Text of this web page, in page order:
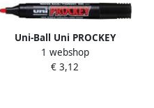
Uni-Ball Uni PROCKEY
permanent marker PM-122
1 8 2 mm rood
1 webshop
€ 3,12